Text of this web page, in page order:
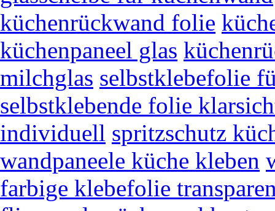
küchenrückwand folie
küchenpaneel glas
milchglas selbstklebefolie
selbstklebende folie
individuell spritzschutz
wandpaneele küche kleben
farbige klebefolie